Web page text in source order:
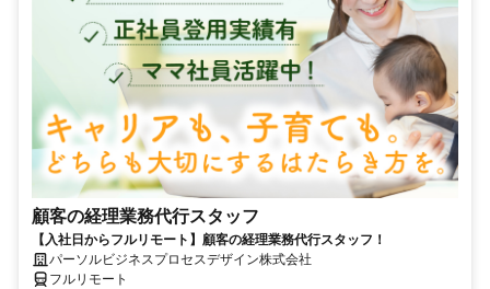
顧客の経理業務代行スタッフ
【入社日からフルリモート】顧客の経理業務代行スタッフ！
パーソルビジネスプロセスデザイン株式会社
フルリモート